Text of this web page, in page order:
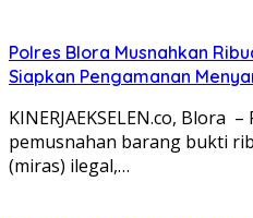
Polres Blora Musnahkan
Siapkan Pengamanan
KINERJAEKSELEN.co, Blora
pemusnahan barang bukti
(miras) ilegal,…